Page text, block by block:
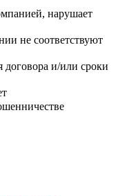
нарушает
не соответствуют
и/или сроки